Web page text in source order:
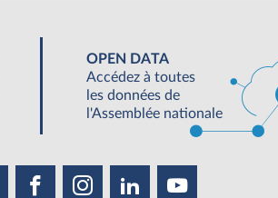
OPEN DATA
Accédez à toutes
les données de
l'Assemblée nationale